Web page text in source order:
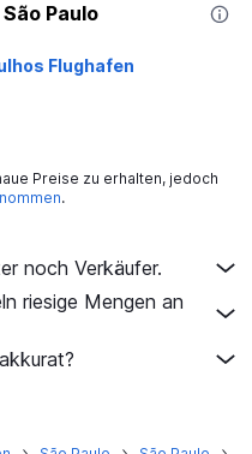
Paulo
Flughafen
Preise zu erhalten, jedoch
.
noch Verkäufer.
riesige Mengen an